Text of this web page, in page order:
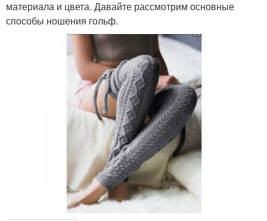
материала и цвета. Давайте рассмотрим основные
способы ношения гольф.